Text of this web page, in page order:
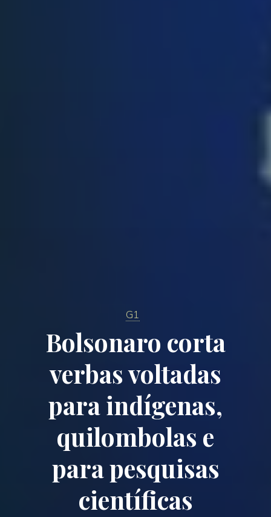
G1
Bolsonaro corta
verbas voltadas
para indígenas,
quilombolas e
para pesquisas
científicas